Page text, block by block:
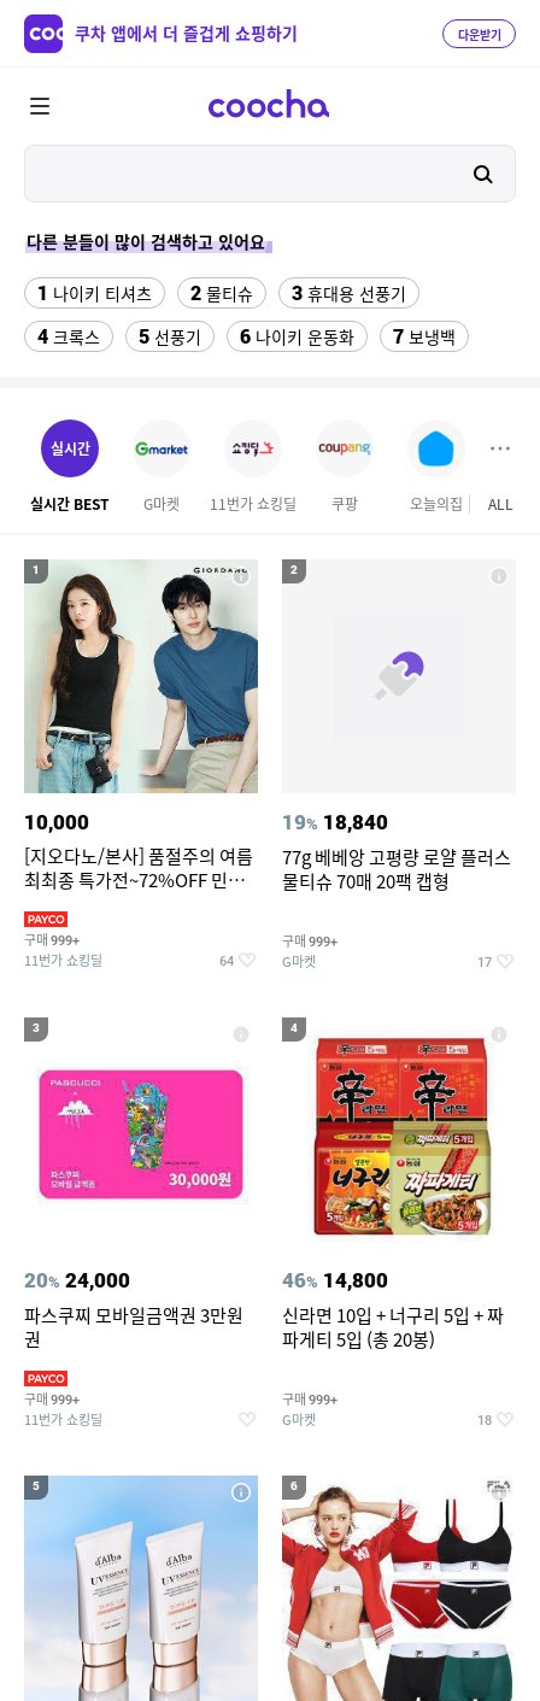
쿠차 앱에서 더 즐겁게 쇼핑하기 다운받기
다른 분들이 많이 검색하고 있어요
1 나이키 티셔츠 2 물티슈 3 휴대용 선풍기
4 크록스 5 선풍기 6 나이키 운동화 7 보냉백
12 생수
15 성인용세발자전거중고 갤럭시s7엣지 강화유리
17 파타고니아 차량용스프레이페인트
forever21 포켓몬 카드 메가진화 카드 짝퉁
ALL
실시간
실시간 BEST G마켓 11번가 쇼킹딜 쿠팡 오늘의집 롯데
1
10,000
[지오다노/본사] 품절주의 여름
최최종 특가전~72%OFF 민소
구매 999+
11번가 쇼킹딜 64
2
19% 18,840
77g 베베앙 고평량 로얄 플러스
물티슈 70매 20팩 캡형
구매 999+
G마켓 17
3
20% 24,000
파스쿠찌 모바일금액권 3만원
권
구매 999+
11번가 쇼킹딜
4
46% 14,800
신라면 10입 + 너구리 5입 + 짜
파게티 5입 (총 20봉)
구매 999+
G마켓 18
5 6